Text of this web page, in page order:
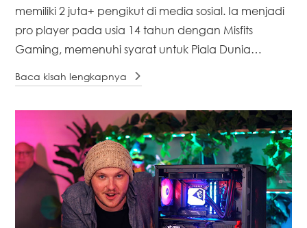
memiliki 2 juta+ pengikut di media sosial. Ia menjadi
pro player pada usia 14 tahun dengan Misfits
Gaming, memenuhi syarat untuk Piala Dunia
Fortnite, dan melampaui 1 juta subscriber YouTube.
Sceptic bermitra dengan Miami Heat, Orlando
Magic, [...]
Baca kisah lengkapnya